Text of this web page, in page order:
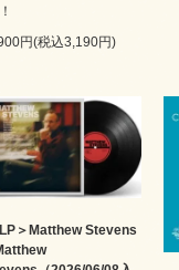
円(税込3,190円)
LP＞Matthew Stevens